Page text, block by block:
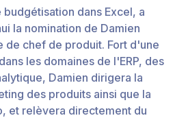
budgétisation dans Excel, a
la nomination de Damien
de chef de produit. Fort d'une
les domaines de l'ERP, des
Damien dirigera la
des produits ainsi que la
et relèvera directement du